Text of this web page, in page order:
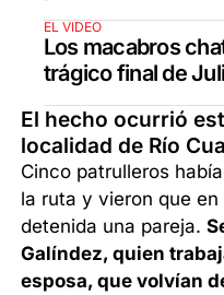
EL VIDEO
Los macabros
trágico final de
El hecho ocurrió
localidad de Río
Cinco patrulleros
la ruta y vieron que
detenida una pareja.
Galíndez, quien
esposa, que volvían